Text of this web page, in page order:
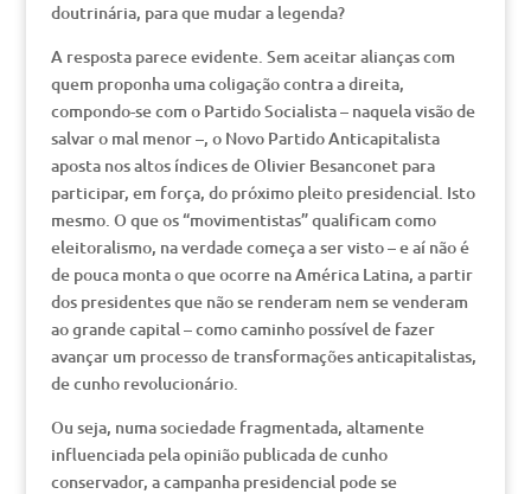
doutrinária, para que mudar a legenda?
A resposta parece evidente. Sem aceitar alianças com
quem proponha uma coligação contra a direita,
compondo-se com o Partido Socialista – naquela visão de
salvar o mal menor –, o Novo Partido Anticapitalista
aposta nos altos índices de Olivier Besanconet para
participar, em força, do próximo pleito presidencial. Isto
mesmo. O que os “movimentistas” qualificam como
eleitoralismo, na verdade começa a ser visto – e aí não é
de pouca monta o que ocorre na América Latina, a partir
dos presidentes que não se renderam nem se venderam
ao grande capital – como caminho possível de fazer
avançar um processo de transformações anticapitalistas,
de cunho revolucionário.
Ou seja, numa sociedade fragmentada, altamente
influenciada pela opinião publicada de cunho
conservador, a campanha presidencial pode se